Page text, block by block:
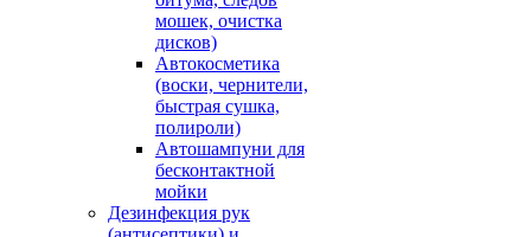
мошек, очистка
дисков)
Автокосметика
(воски, чернители,
быстрая сушка,
полироли)
Автошампуни для
бесконтактной
мойки
Дезинфекция рук